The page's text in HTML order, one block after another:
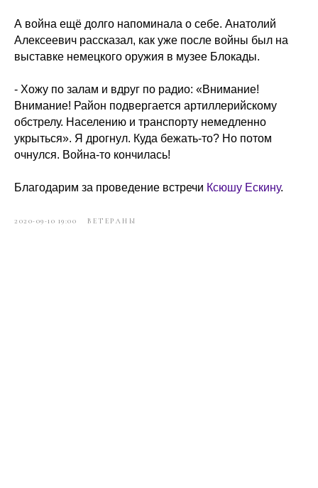
А война ещё долго напоминала о себе. Анатолий
Алексеевич рассказал, как уже после войны был на
выставке немецкого оружия в музее Блокады.
- Хожу по залам и вдруг по радио: «Внимание!
Внимание! Район подвергается артиллерийскому
обстрелу. Населению и транспорту немедленно
укрыться». Я дрогнул. Куда бежать-то? Но потом
очнулся. Война-то кончилась!
Благодарим за проведение встречи Ксюшу Ескину.
2020-09-10 19:00 ВЕТЕРАНЫ